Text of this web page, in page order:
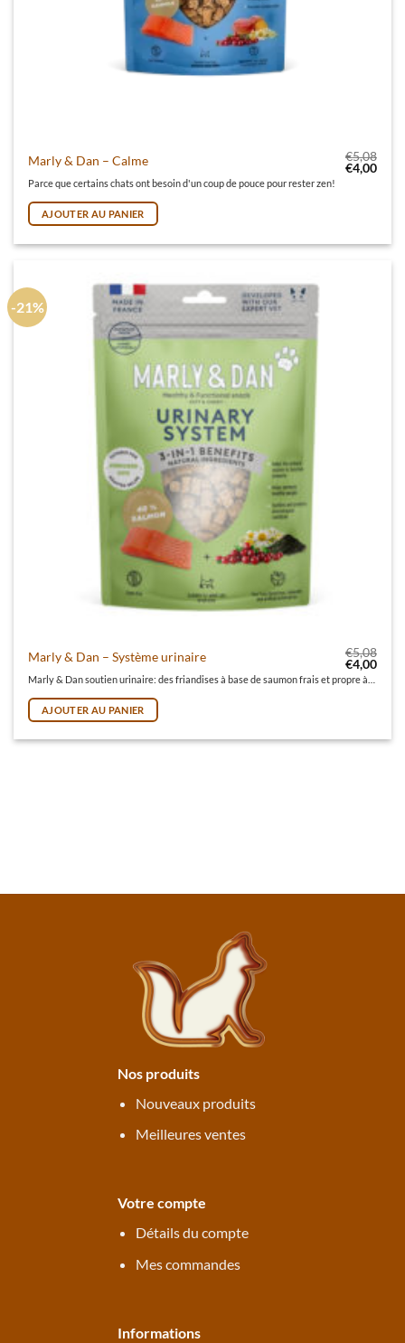
Marly & Dan – Calme €5,08
Le prix
€4,00Le
Parce que certains chats ont besoin d'un coup de pouce pour rester zen!
AJOUTER AU PANIER
-21%
Marly & Dan – Système urinaire €5,08
Le prix
€4,00Le
AJOUTER AU PANIER
Nos produits
Nouveaux produits
Meilleures ventes
Votre compte
Détails du compte
Mes commandes
Informations